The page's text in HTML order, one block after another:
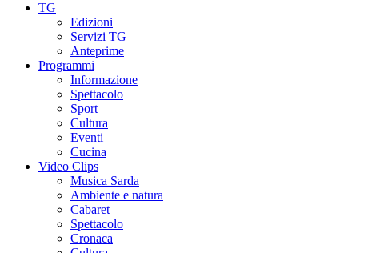
TG
Edizioni
Servizi TG
Anteprime
Programmi
Informazione
Spettacolo
Sport
Cultura
Eventi
Cucina
Video Clips
Musica Sarda
Ambiente e natura
Cabaret
Spettacolo
Cronaca